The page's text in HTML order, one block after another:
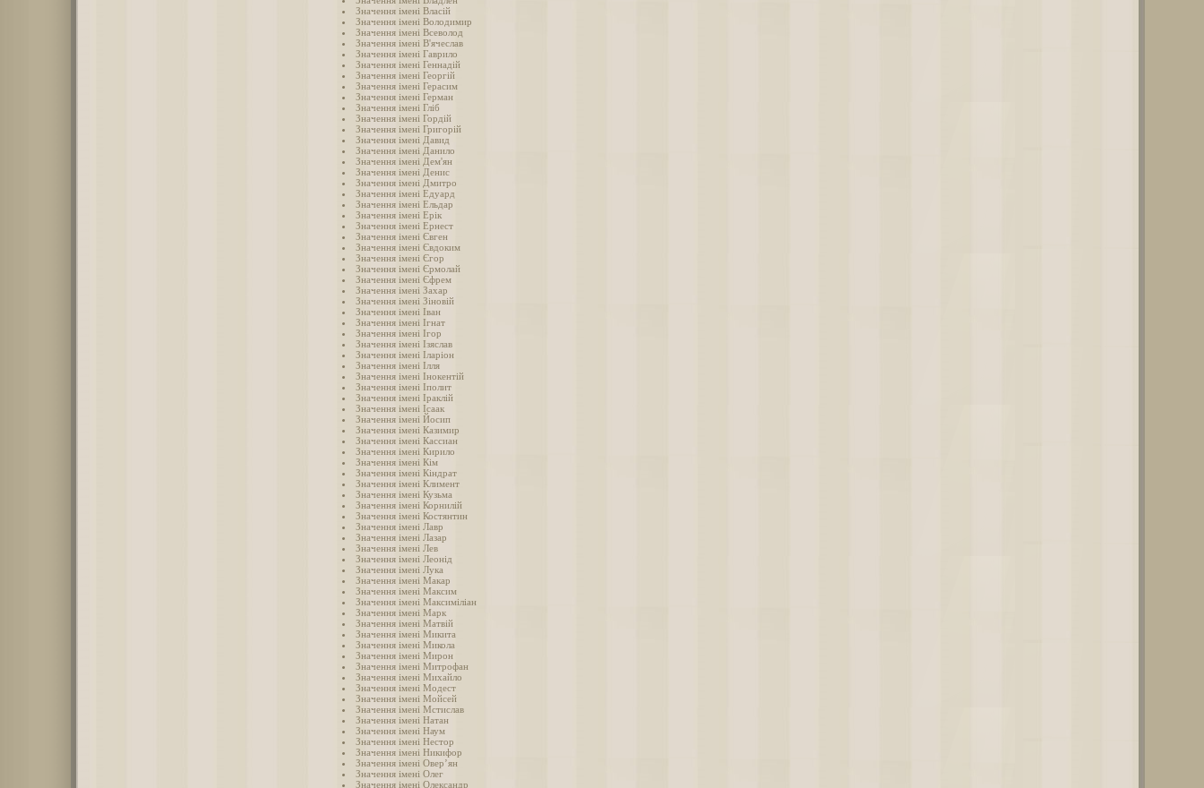
Значення імені Власій
Значення імені Володимир
Значення імені Всеволод
Значення імені В'ячеслав
Значення імені Гаврило
Значення імені Геннадій
Значення імені Георгій
Значення імені Герасим
Значення імені Герман
Значення імені Гліб
Значення імені Гордій
Значення імені Григорій
Значення імені Давид
Значення імені Данило
Значення імені Дем'ян
Значення імені Денис
Значення імені Дмитро
Значення імені Едуард
Значення імені Ельдар
Значення імені Ерік
Значення імені Ернест
Значення імені Євген
Значення імені Євдоким
Значення імені Єгор
Значення імені Єрмолай
Значення імені Єфрем
Значення імені Захар
Значення імені Зіновій
Значення імені Іван
Значення імені Ігнат
Значення імені Ігор
Значення імені Ізяслав
Значення імені Іларіон
Значення імені Ілля
Значення імені Інокентій
Значення імені Іполит
Значення імені Іраклій
Значення імені Ісаак
Значення імені Йосип
Значення імені Казимир
Значення імені Кассиан
Значення імені Кирило
Значення імені Кім
Значення імені Кіндрат
Значення імені Климент
Значення імені Кузьма
Значення імені Корнилій
Значення імені Костянтин
Значення імені Лавр
Значення імені Лазар
Значення імені Лев
Значення імені Леонід
Значення імені Лука
Значення імені Макар
Значення імені Максим
Значення імені Максиміліан
Значення імені Марк
Значення імені Матвій
Значення імені Микита
Значення імені Микола
Значення імені Мирон
Значення імені Митрофан
Значення імені Михайло
Значення імені Модест
Значення імені Мойсей
Значення імені Мстислав
Значення імені Натан
Значення імені Наум
Значення імені Нестор
Значення імені Никифор
Значення імені Овер’ян
Значення імені Олег
Значення імені Олександр